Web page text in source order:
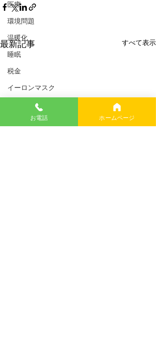
医療
環境問題
温暖化
睡眠
税金
イーロンマスク
最新記事 すべて表示
お電話 ホームページ